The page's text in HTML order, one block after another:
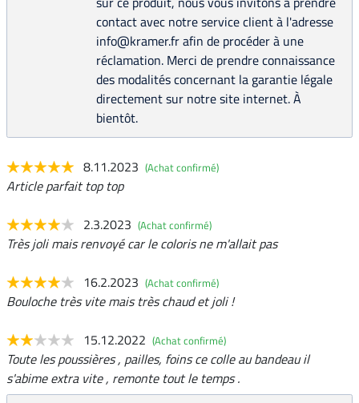
contact avec notre service client à l'adresse
info@kramer.fr afin de procéder à une
réclamation. Merci de prendre connaissance
des modalités concernant la garantie légale
directement sur notre site internet. À
bientôt.
8.11.2023 (Achat confirmé)
Article parfait top top
2.3.2023 (Achat confirmé)
Très joli mais renvoyé car le coloris ne m'allait pas
16.2.2023 (Achat confirmé)
Bouloche très vite mais très chaud et joli !
15.12.2022 (Achat confirmé)
Toute les poussières , pailles, foins ce colle au bandeau il
s'abime extra vite , remonte tout le temps .